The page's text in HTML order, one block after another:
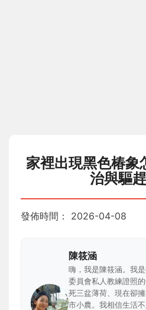
家裡出現黑色椿象
治與驅
發佈時間： 2026-04-08
陳筱涵
嗨，我是陳筱涵。我
委員會私人教練證照
死三盆薄荷、現在卻
市小農。我相信生活